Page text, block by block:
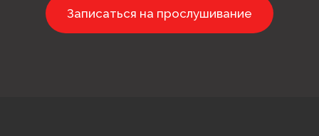
Записаться на прослушивание